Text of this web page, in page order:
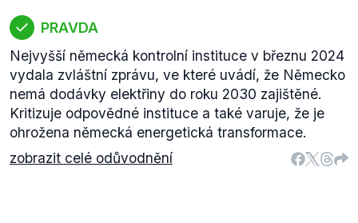
PRAVDA
Nejvyšší německá kontrolní instituce v březnu 2024
vydala zvláštní zprávu, ve které uvádí, že Německo
nemá dodávky elektřiny do roku 2030 zajištěné.
Kritizuje odpovědné instituce a také varuje, že je
ohrožena německá energetická transformace.
zobrazit celé odůvodnění